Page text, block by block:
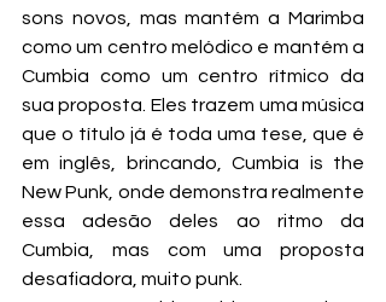
sons novos, mas mantém a Marimba
como um centro melódico e mantém a
Cumbia como um centro rítmico da
sua proposta. Eles trazem uma música
que o título já é toda uma tese, que é
em inglês, brincando, Cumbia is the
New Punk, onde demonstra realmente
essa adesão deles ao ritmo da
Cumbia, mas com uma proposta
desafiadora, muito punk.